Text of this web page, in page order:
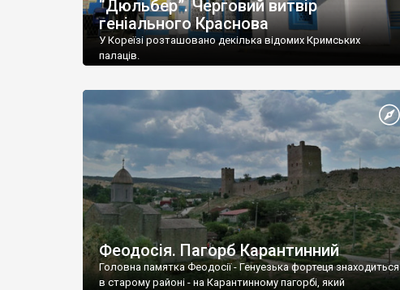
“Дюльбер”. Черговий витвір
геніального Краснова
У Кореїзі розташовано декілька відомих Кримських
палаців.
Феодосія. Пагорб Карантинний
Головна памятка Феодосії - Генуезька фортеця знаходиться
в старому районі - на Карантинному пагорбі, який